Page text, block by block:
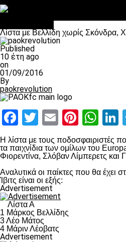
Λίστα με Βελλίδη χωρίς Σκόνδρα,
Published
10 έτη ago
on
01/09/2016
By
paokrevolution
Facebook
Twitter
Email
Η λίστα με τους ποδοσφαιριστές
τα παιχνίδια των ομίλων του
Φιορεντίνα, Σλόβαν Λίμπερετς και
Αναλυτικά οι παίκτες που θα έχει
Ίβιτς είναι οι εξής:
Advertisement
Λίστα Α
1 Μάρκος Βελλίδης
3 Λέο Μάτος
4 Μάριν Λέοβατς
Advertisement